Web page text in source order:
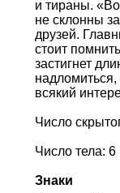
и тираны.
не склонны
друзей.
стоит
застигнет
надломиться,
всякий
Число
Число тела: 6
Знаки